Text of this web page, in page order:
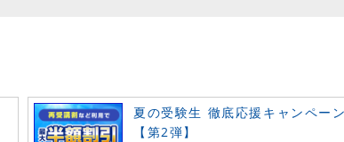
夏の受験生 徹底応援キャンペーン
【第2弾】